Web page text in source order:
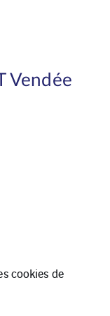
Vendée
cookies de